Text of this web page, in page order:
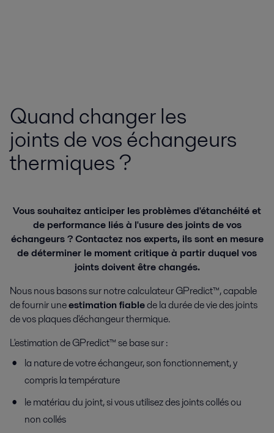
Quand changer les
joints de vos échangeurs
thermiques ?
Vous souhaitez anticiper les problèmes d'étanchéité et
de performance liés à l'usure des joints de vos
échangeurs ? Contactez nos experts, ils sont en mesure
de déterminer le moment critique à partir duquel vos
joints doivent être changés.
Nous nous basons sur notre calculateur GPredict™, capable
de fournir uneestimation fiablede la durée de vie des joints
de vos plaques d'échangeur thermique.
L'estimation de GPredict™ se base sur :
la nature de votre échangeur, son fonctionnement, y
compris la température
le matériau du joint, si vous utilisez des joints collés ou
non collés